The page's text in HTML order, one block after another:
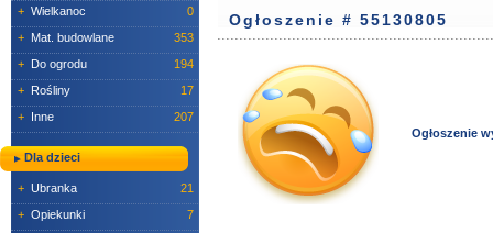
+ Wielkanoc
0
+ Mat. budowlane
353
+ Do ogrodu
194
+ Rośliny
17
+ Inne 207
Dla dzieci
+ Ubranka
21
+ Opiekunki
7
Ogłoszenie # 55130805
Ogłoszenie